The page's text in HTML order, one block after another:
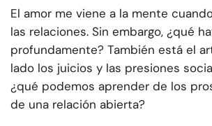
El amor me viene a la mente
las relaciones. Sin embargo, ¿qué
profundamente? También está el
lado los juicios y las presiones
¿qué podemos aprender de los
de una relación abierta?